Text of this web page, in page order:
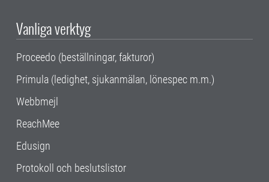
Vanliga verktyg
Proceedo (beställningar, fakturor)
Primula (ledighet, sjukanmälan, lönespec m.m.)
Webbmejl
ReachMee
Edusign
Protokoll och beslutslistor